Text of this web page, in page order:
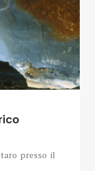
presso il